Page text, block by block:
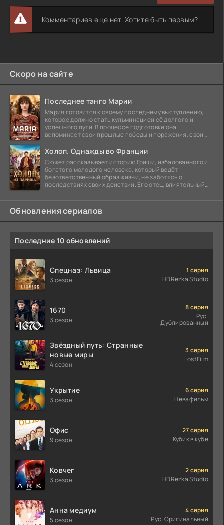
Комментариев еще нет. Хотите быть первым?
Скоро на сайте
Последнее танго Марии
Мария готовится к своему последнему выступлению,
которое должно стать кульминацией её долгого и
успешного пути. В процессе подготовки она
вспоминает свои прошлые победы и поражения, свои
Холоп. Однажды во Франции
Сюжет рассказывает историю Гриши, избалованного и
богатого молодого человека, который ведёт
безответственный образ жизни, не заботясь о
последствиях своих действий. Его отец, влиятельный
Обновления сериалов
Последние 10 обновлений
Спецназ: Львица
3 сезон
1 серия
HDRezka Studio
1670
3 сезон
8 серия
Рус.
Дублированный
Звёздный путь: Странные
новые миры
4 сезон
3 серия
LostFilm
Укрытие
3 сезон
6 серия
Невафильм
Офис
9 сезон
27 серия
Кубик в кубе
Ковчег
3 сезон
2 серия
HDRezka Studio
Анна медиум
5 сезон
4 серия
Рус. Оригинальный